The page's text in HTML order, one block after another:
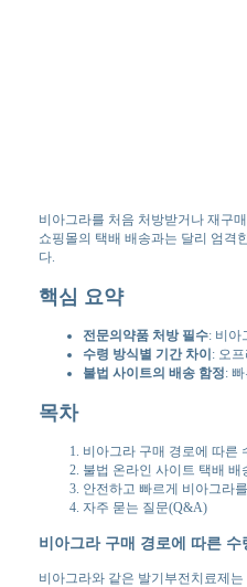
비아그라를 처음 처방받거나 재구
쇼핑몰의 택배 배송과는 달리 엄격
다.
핵심 요약
전문의약품 처방 필수: 비아
수령 방식별 기간 차이: 오
불법 사이트의 배송 함정:
목차
비아그라 구매 경로에 따른
불법 온라인 사이트 택배 배
안전하고 빠르게 비아그라
자주 묻는 질문(Q&A)
비아그라 구매 경로에 따른 수
비아그라와 같은 발기부전치료제